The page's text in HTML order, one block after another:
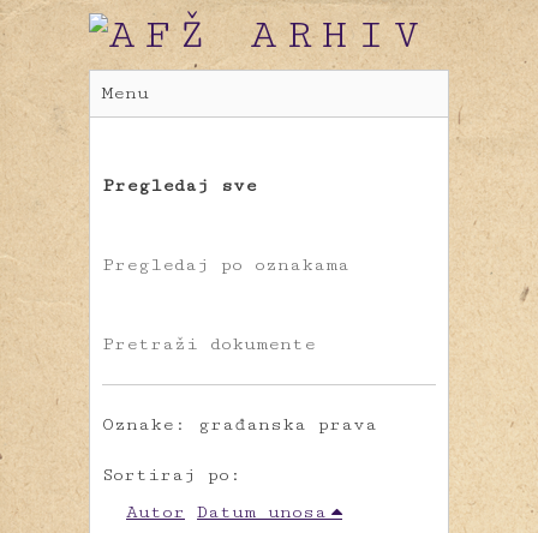
Menu
Pregledaj sve
Pregledaj po oznakama
Pretraži dokumente
Oznake: građanska prava
Sortiraj po:
Autor
Datum unosa